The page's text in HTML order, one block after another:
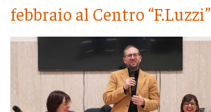
febbraio al Centro “F.Luzzi”